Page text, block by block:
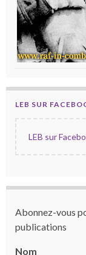
LEB SUR
LEB sur
Abonnez-vous
publications
Nom